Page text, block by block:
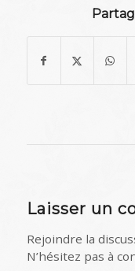
Laisser un
Rejoindre la
N’hésitez pas à